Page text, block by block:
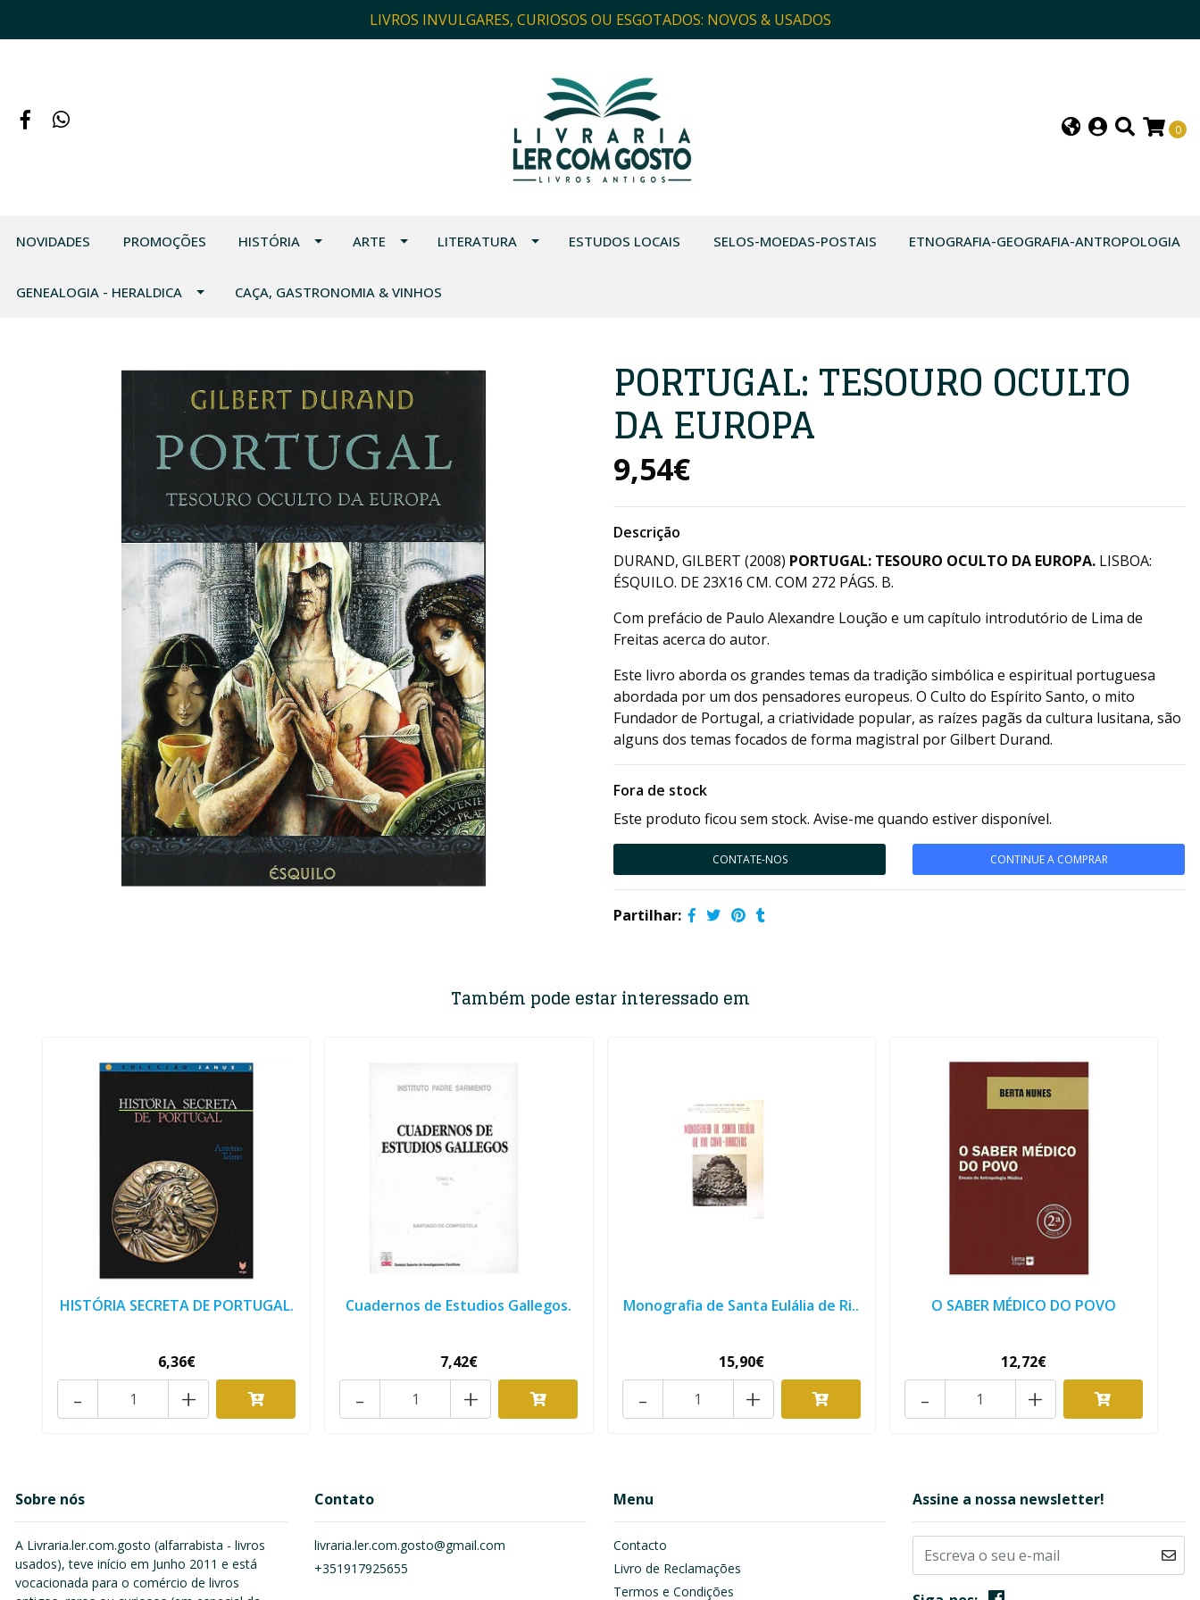
LIVROS INVULGARES, CURIOSOS OU ESGOTADOS: NOVOS & USADOS
0
NOVIDADES PROMOÇÕES HISTÓRIA ARTE LITERATURA ESTUDOS LOCAIS SELOS-MOEDAS-POSTAIS ETNOGRAFIA-GEOGRAFIA-ANTROPOLOGIA
GENEALOGIA - HERALDICA CAÇA, GASTRONOMIA & VINHOS
PORTUGAL: TESOURO OCULTO
DA EUROPA
9,54€
Descrição
DURAND, GILBERT (2008) PORTUGAL: TESOURO OCULTO DA EUROPA. LISBOA:
ÉSQUILO. DE 23X16 CM. COM 272 PÁGS. B.
Com prefácio de Paulo Alexandre Loução e um capítulo introdutório de Lima de
Freitas acerca do autor.
Este livro aborda os grandes temas da tradição simbólica e espiritual portuguesa
abordada por um dos pensadores europeus. O Culto do Espírito Santo, o mito
Fundador de Portugal, a criatividade popular, as raízes pagãs da cultura lusitana, são
alguns dos temas focados de forma magistral por Gilbert Durand.
Fora de stock
Este produto ficou sem stock. Avise-me quando estiver disponível.
CONTATE-NOS CONTINUE A COMPRAR
Partilhar:
Também pode estar interessado em
HISTÓRIA SECRETA DE PORTUGAL.
6,36€
+
-
Cuadernos de Estudios Gallegos.
7,42€
+
-
Monografia de Santa Eulália de Ri..
15,90€
+
-
O SABER MÉDICO DO POVO
12,72€
+
-
Sobre nós
A Livraria.ler.com.gosto (alfarrabista - livros
usados), teve início em Junho 2011 e está
vocacionada para o comércio de livros
Contato
livraria.ler.com.gosto@gmail.com
+351917925655
Menu
Contacto
Livro de Reclamações
Termos e Condições
Assine a nossa newsletter!